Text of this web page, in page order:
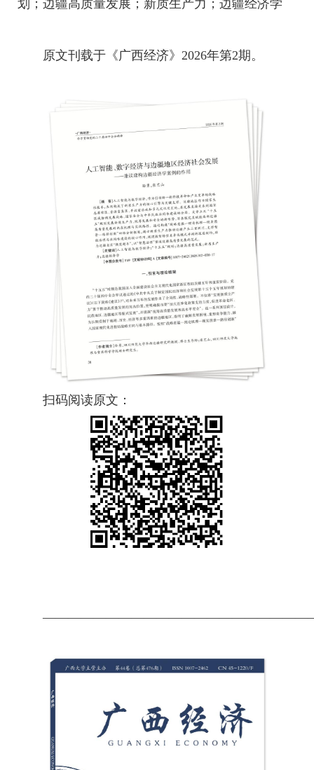
划；边疆高质量发展；新质生产力；边疆经济学
原文刊载于《广西经济》2026年第2期。
扫码阅读原文：